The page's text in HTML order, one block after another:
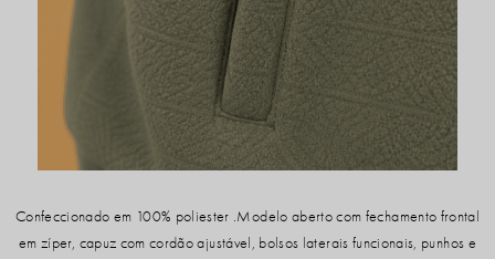
Confeccionado em 100% poliester .Modelo aberto com fechamento frontal
em zíper, capuz com cordão ajustável, bolsos laterais funcionais, punhos e